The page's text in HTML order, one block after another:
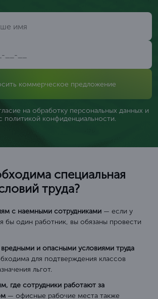
коммерческое предложение
на обработку персональных данных и
политикой конфиденциальности.
специальная
труда?
с наемными сотрудниками — если у
бы один работник, вы обязаны провести
и опасными условиями труда
для подтверждения классов
льгот.
где сотрудники работают за
— офисные рабочие места также